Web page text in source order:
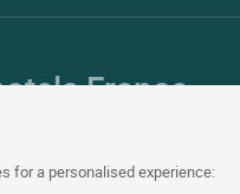
for a personalised experience:
France